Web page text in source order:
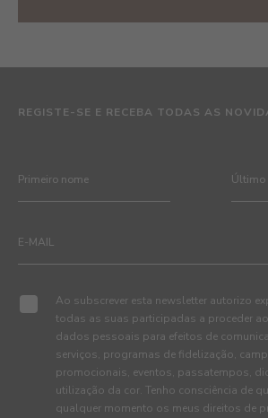
REGISTE-SE E RECEBA TODAS AS
Ao subscrever esta newsletter autorizo
todas as suas participadas a proceder
dados pessoais para efeitos de
serviços, programas de fidelização,
promocionais, eventos, passatempos,
utilização da cor. Tenho consciência de
qualquer momento os meus direitos de